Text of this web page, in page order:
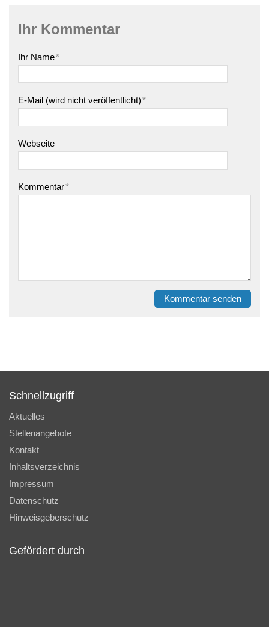
Ihr Kommentar
Ihr Name*
E-Mail (wird nicht veröffentlicht)*
Webseite
Kommentar*
Kommentar senden
Schnellzugriff
Aktuelles
Stellenangebote
Kontakt
Inhaltsverzeichnis
Impressum
Datenschutz
Hinweisgeberschutz
Gefördert durch